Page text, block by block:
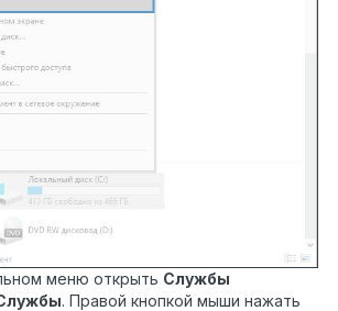
меню открыть Службы
. Правой кнопкой мыши нажать